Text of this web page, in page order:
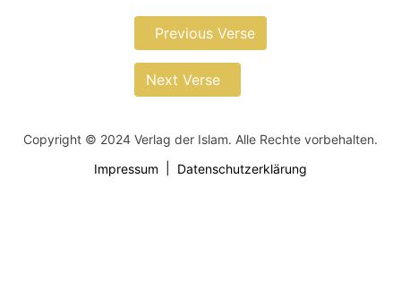
Previous Verse
Next Verse
Copyright © 2024 Verlag der Islam. Alle Rechte vorbehalten.
Impressum
Datenschutzerklärung